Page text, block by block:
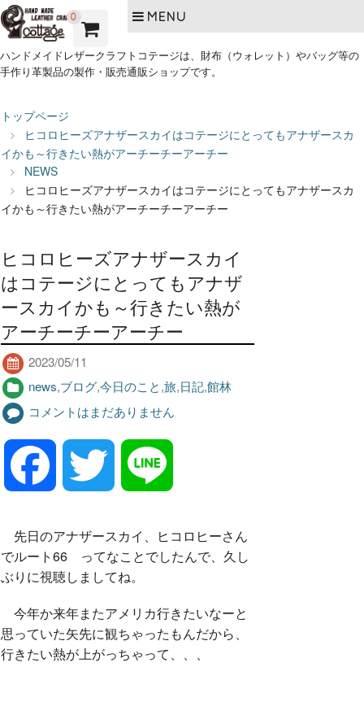
0 MENU
ハンドメイドレザークラフトコテージは、財布（ウォレット）やバッグ等の
手作り革製品の製作・販売通販ショップです。
トップページ
ヒコロヒーズアナザースカイはコテージにとってもアナザースカ
イかも～行きたい熱がアーチーチーアーチー
NEWS
ヒコロヒーズアナザースカイはコテージにとってもアナザースカ
イかも～行きたい熱がアーチーチーアーチー
ヒコロヒーズアナザースカイ
はコテージにとってもアナザ
ースカイかも～行きたい熱が
アーチーチーアーチー
2023/05/11
news,ブログ,今日のこと,旅,日記,館林
コメントはまだありません
c
e
i n
e
先日のアナザースカイ、ヒコロヒーさん
でルート66 ってなことでしたんで、久し
ぶりに視聴しましてね。
今年か来年またアメリカ行きたいなーと
思っていた矢先に観ちゃったもんだから、
行きたい熱が上がっちゃって、、、